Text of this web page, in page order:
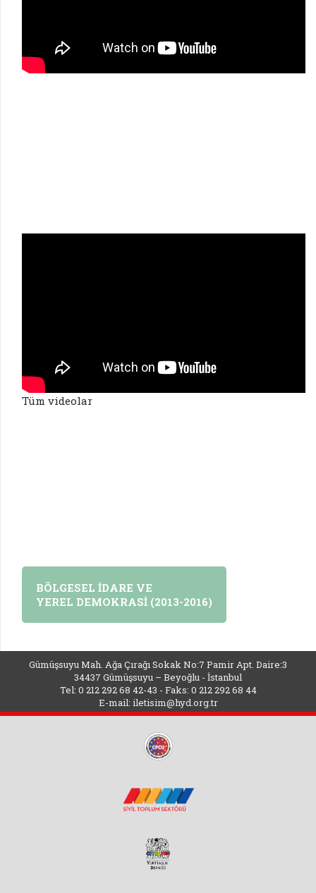
Tüm videolar
BÖLGESEL İDARE VE
YEREL DEMOKRASİ (2013-2016)
Gümüşsuyu Mah. Ağa Çırağı Sokak No:7 Pamir Apt. Daire:3
34437 Gümüşsuyu – Beyoğlu - İstanbul
Tel: 0 212 292 68 42-43 - Faks: 0 212 292 68 44
E-mail: iletisim@hyd.org.tr